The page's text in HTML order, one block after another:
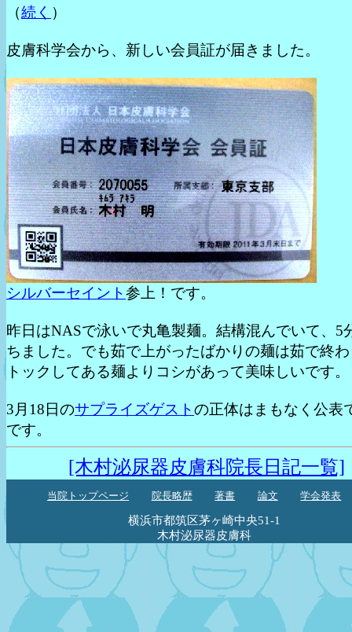
（続く ）
皮膚科学会から、新しい会員証が届きました。
シルバーセイント参上！です。
昨日はNASで泳いで丸亀製麺。結構混んでいて、5
ちました。でも茹で上がったばかりの麺は茹で終
トックしてある麺よりコシがあって美味しいです。
3月18日のサプライズゲストの正体はまもなく公表
です。
[木村泌尿器皮膚科院長日記一覧]
当院トップページ 院長略歴 著書 論文 学会発表
横浜市都筑区茅ヶ崎中央51-1
木村泌尿器皮膚科